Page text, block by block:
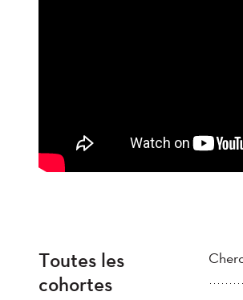
Toutes les
cohortes